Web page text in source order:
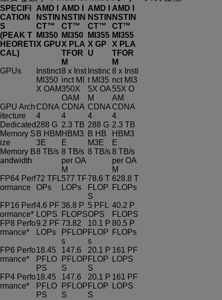
SPECIFI
CATION
S
(PEAK T
HEORETI
CAL)
AMD I
NSTIN
CT™
MI350
X GPU
AMD I
NSTIN
CT™
MI350
X PLA
TFOR
M
AMD I
NSTIN
CT™
MI355
X GP
U
AMD I
NSTIN
CT™
MI355
X PLA
TFOR
M
GPUs
Instinct
MI350
X OAM
8 x Inst
inct MI
350X
OAM
Instinc
t MI35
5X OA
M
8 x Insti
nct MI3
55X O
AM
GPU Arch
itecture
CDNA
4
CDNA
4
CDNA
4
CDNA
4
Dedicated
Memory S
ize
288 G
B HBM
3E
2.3 TB
HBM3
E
288 G
B HB
M3E
2.3 TB
HBM3
E
Memory B
andwidth
8 TB/s 8 TB/s
per OA
M
8 TB/s8 TB/s
per OA
M
FP64 Perf
ormance
72 TFL
OPs
577 TF
LOPs
78.6 T
FLOP
S
628.8 T
FLOPs
FP16 Perf
ormance*
4.6 PF
LOPS
36.8 P
FLOPS
5 PFL
OPS
40.2 P
FLOPS
FP8 Perfo
rmance*
9.2 PF
LOPs
73.82
PFLOP
s
10.1 P
FLOP
s
80.5 P
FLOPs
FP6 Perfo
rmance*
18.45
PFLO
PS
147.6
PFLOP
S
20.1 P
FLOP
S
161 PF
LOPS
FP4 Perfo
rmance*
18.45
PFLO
PS
147.6
PFLOP
S
20.1 P
FLOP
S
161 PF
LOPS